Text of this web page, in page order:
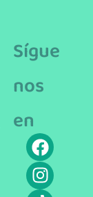
Sígue
nos
en